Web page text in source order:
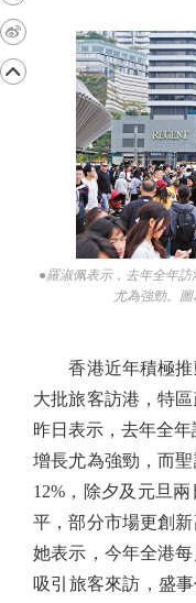
●羅淑佩表示，去年全年
尤為強勁。
香港近年積極推
大批旅客訪港，特
昨日表示，去年全
增長尤為強勁，而
12%，除夕及元旦
平，部分市場更創
她表示，今年全港
吸引旅客來訪，盛